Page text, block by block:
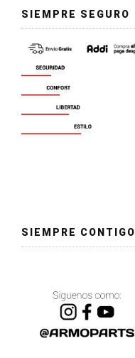
SIEMPRE SEGURO
SIEMPRE CONTIGO